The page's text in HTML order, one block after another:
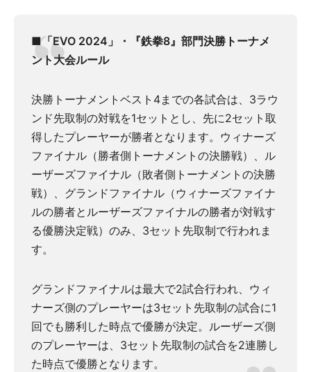
■「EVO 2024」・『鉄拳8』部門決勝トーナメ
ント大会ルール
決勝トーナメントベスト4までの各試合は、3ラウ
ンド先取制の対戦を1セットとし、先に2セット取
得したプレーヤーが勝者となります。ウィナーズ
ファイナル（勝者側トーナメントの決勝戦）、ル
ーザーズファイナル（敗者側トーナメントの決勝
戦）、グランドファイナル（ウィナーズファイナ
ルの勝者とルーザーズファイナルの勝者が対戦す
る優勝決定戦）のみ、3セット先取制で行われま
す。
グランドファイナルは最大で2試合行われ、ウィ
ナーズ側のプレーヤーは3セット先取制の試合に1
回でも勝利した時点で優勝が決定。ルーザーズ側
のプレーヤーは、3セット先取制の試合を2連勝し
た時点で優勝となります。